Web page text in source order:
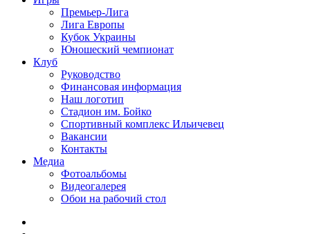
Премьер-Лига
Лига Европы
Кубок Украины
Юношеский чемпионат
Клуб
Руководство
Финансовая информация
Наш логотип
Стадион им. Бойко
Спортивный комплекс Ильичевец
Вакансии
Контакты
Медиа
Фотоальбомы
Видеогалерея
Обои на рабочий стол